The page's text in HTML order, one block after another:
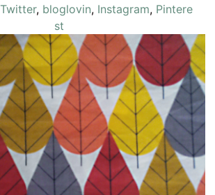
Twitter, bloglovin, Instagram, Pintere
st